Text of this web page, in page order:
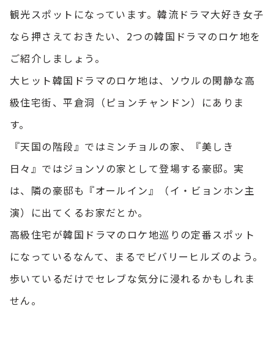
観光スポットになっています。韓流ドラマ大好き女子
なら押さえておきたい、2つの韓国ドラマのロケ地を
ご紹介しましょう。
大ヒット韓国ドラマのロケ地は、ソウルの閑静な高
級住宅街、平倉洞（ピョンチャンドン）にありま
す。
『天国の階段』ではミンチョルの家、『美しき
日々』ではジョンソの家として登場する豪邸。実
は、隣の豪邸も『オールイン』（イ・ビョンホン主
演）に出てくるお家だとか。
高級住宅が韓国ドラマのロケ地巡りの定番スポット
になっているなんて、まるでビバリーヒルズのよう。
歩いているだけでセレブな気分に浸れるかもしれま
せん。